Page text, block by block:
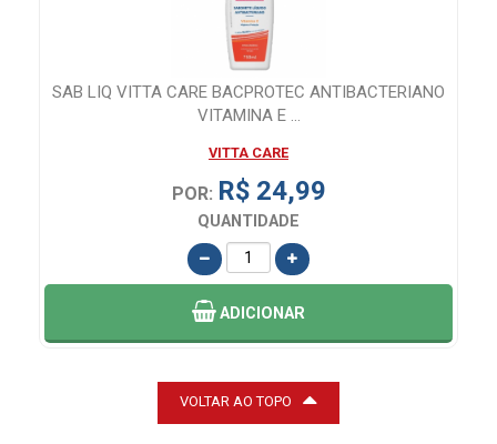
SAB LIQ VITTA CARE BACPROTEC ANTIBACTERIANO
VITAMINA E ...
VITTA CARE
POR: R$ 24,99
QUANTIDADE
ADICIONAR
VOLTAR AO TOPO